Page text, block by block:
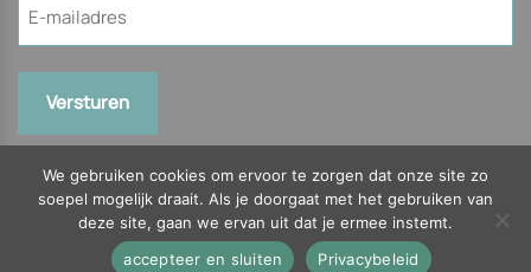
mailadres
© 2026 Slagerijhilbrants.nl Bekijk onzeAlgemene
voorwaarden
We gebruiken cookies om ervoor te zorgen dat onze site zo
soepel mogelijk draait. Als je doorgaat met het gebruiken van
deze site, gaan we ervan uit dat je ermee instemt.
accepteer en sluiten
Privacybeleid